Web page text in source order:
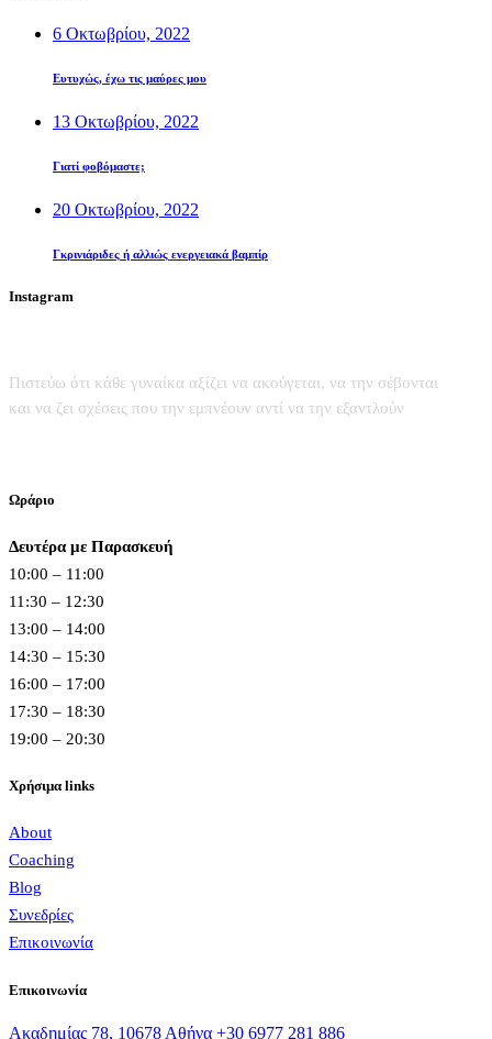
6 Οκτωβρίου, 2022
Ευτυχώς, έχω τις μαύρες μου
13 Οκτωβρίου, 2022
Γιατί φοβόμαστε;
20 Οκτωβρίου, 2022
Γκρινιάριδες ή αλλιώς ενεργειακά βαμπίρ
Instagram
Πιστεύω ότι κάθε γυναίκα αξίζει να ακούγεται, να την σέβονται
και να ζει σχέσεις που την εμπνέουν αντί να την εξαντλούν
Ωράριο
Δευτέρα με Παρασκευή
10:00 – 11:00
11:30 – 12:30
13:00 – 14:00
14:30 – 15:30
16:00 – 17:00
17:30 – 18:30
19:00 – 20:30
Χρήσιμα links
About
Coaching
Blog
Συνεδρίες
Επικοινωνία
Επικοινωνία
Ακαδημίας 78, 10678 Αθήνα +30 6977 281 886